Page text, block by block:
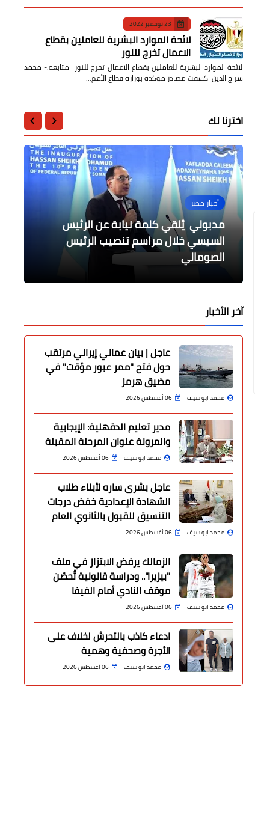
23 نوفمبر 2022
لائحة الموارد البشرية للعاملين بقطاع
الاعمال تخرج للنور
لائحة الموارد البشرية للعاملين بقطاع الاعمال تخرج للنور متابعه:- محمد
سراج الدين كشفت مصادر مؤكدة بوزارة قطاع الأعم…
اخترنا لك
أخبار مصر
مدبولي يُلقي كلمة نيابة عن الرئيس
السيسي خلال مراسم تنصيب الرئيس
الصومالي
أخبار مصر
الصحة: تنفيذ 3 قوافل علاجية مجانية
متخصصة بالقاهرة والبحر الأحمر
أخبار مصر
وزير الإنتاج الحربي يناقش مع علماء
مصريين سبل الاستفادة من خبراتهم فى
الصناعة
أخبار مصر
وزارة الموارد المائية والري تصدر بيان عن
فاعليات اسبوع القاهرة الخامس للمياه
محافظات
محافظ الدقهلية يجتمع بالشركات
المنفذة لتطوير شوارع مدينة المنصورة .
آخر الأخبار
عاجل | بيان عماني إيراني مرتقب
حول فتح "ممر عبور مؤقت" في
مضيق هرمز
محمد ابو سيف 06 أغسطس 2026
مدير تعليم الدقهلية: الإيجابية
والمرونة عنوان المرحلة المقبلة
محمد ابو سيف 06 أغسطس 2026
عاجل بشرى ساره لأبناء طلاب
الشهادة الإعدادية خفض درجات
التنسيق للقبول بالثانوي العام
محمد ابو سيف 06 أغسطس 2026
الزمالك يرفض الابتزاز في ملف
"بيزيرا".. ودراسة قانونية تُحصّن
موقف النادي أمام الفيفا
محمد ابو سيف 06 أغسطس 2026
ادعاء كاذب بالتحرش لخلاف على
الأجرة وصحفية وهمية
محمد ابو سيف 06 أغسطس 2026